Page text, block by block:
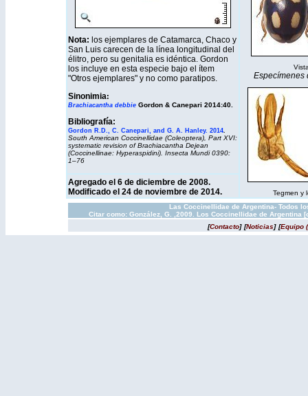
Nota: los ejemplares de Catamarca, Chaco y
San Luis carecen de la línea longitudinal del
élitro, pero su genitalia es idéntica. Gordon
los incluye en esta especie bajo el ítem
"Otros ejemplares" y no como paratipos.
Sinonimia:
Brachiacantha debbie Gordon & Canepari 2014:40.
Bibliografía:
Gordon R.D., C. Canepari, and G. A. Hanley. 2014.
South American Coccinellidae (Coleoptera), Part XVI:
systematic revision ofBrachiacantha Dejean
(Coccinellinae: Hyperaspidini). Insecta Mundi0390:
1–76
Especímenes
Tegmen y
Agregado el 6 de diciembre de 2008.
Modificado el 24 de noviembre de 2014.
Las Coccinellidae de Argentina- Todos
Citar como: González, G. ,2009. Los Coccinellidae de
[Contacto] [Noticias] [Equipo